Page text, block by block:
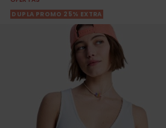
DUPLA PROMO 25% EXTRA